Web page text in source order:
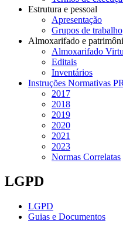
Estrutura e pessoal
Apresentação
Grupos de trabalho
Almoxarifado e
Almoxarifado
Editais
Inventários
Instruções Normativas
2017
2018
2019
2020
2021
2023
Normas Correlatas
LGPD
LGPD
Guias e Documentos